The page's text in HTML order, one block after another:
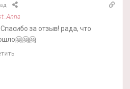
за отзыв! рада, что